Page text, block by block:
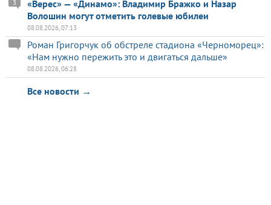
«Верес» — «Динамо»: Владимир Бражко и Назар
Волошин могут отметить голевые юбилеи
3
08.08.2026, 07:13
Роман Григорчук об обстреле стадиона «Черноморец»:
«Нам нужно пережить это и двигаться дальше»
08.08.2026, 06:28
Все новости →